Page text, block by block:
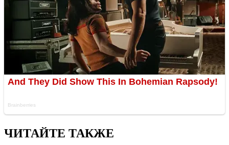
ЧИТАЙТЕ ТАКЖЕ